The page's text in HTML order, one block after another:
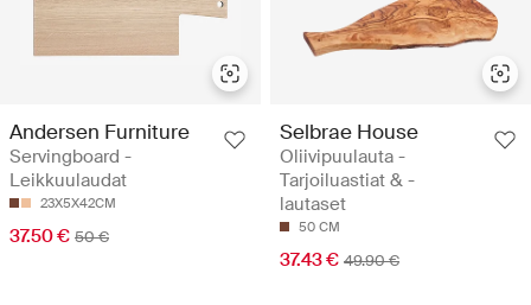
Andersen Furniture
Servingboard -
Leikkuulaudat
23X5X42CM
37.50 € 50 €
Selbrae House
Oliivipuulauta -
Tarjoiluastiat & -
lautaset
50 CM
37.43 € 49.90 €